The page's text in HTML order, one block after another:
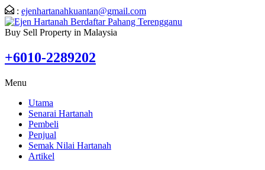
: ejenhartanahkuantan@gmail.com
Buy Sell Property in Malaysia
+6010-2289202
Menu
Utama
Senarai Hartanah
Pembeli
Penjual
Semak Nilai Hartanah
Artikel